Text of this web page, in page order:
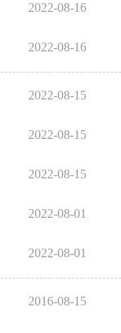
2022-08-16
2022-08-16
2022-08-15
2022-08-15
2022-08-15
2022-08-01
2022-08-01
2016-08-15